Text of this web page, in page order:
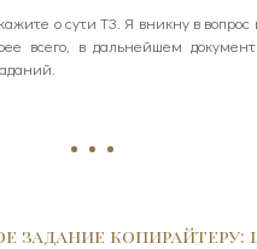
о сути ТЗ. Я вникну в
всего, в дальнейшем
задание копирайтеру: